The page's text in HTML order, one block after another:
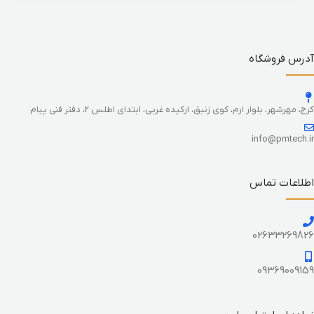
آدرس فروشگاه
کرج، مهرشهر، بلوار ارم، کوی زنبق، ارکیده غربی، ابتدای اطلس 2، دفتر فنی پیام
info@pmtech.ir
اطلاعات تماس
02633269826
09369009159